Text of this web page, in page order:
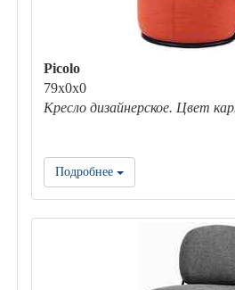
Picolo
79х0х0
Кресло дизайнерское. Цвет
Подробнее